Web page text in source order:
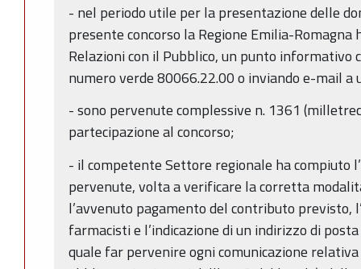
- nel periodo utile per la presentazione delle
presente concorso la Regione Emilia-
Relazioni con il Pubblico, un punto
numero verde 80066.22.00 o inviando e-mail
- sono pervenute complessive n. 1361
partecipazione al concorso;
- il competente Settore regionale ha compiuto
pervenute, volta a verificare la corretta
l’avvenuto pagamento del contributo previsto,
farmacisti e l’indicazione di un indirizzo di
quale far pervenire ogni comunicazione